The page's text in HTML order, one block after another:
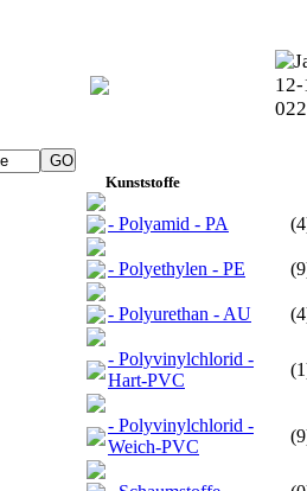
Kunststoffe
- Polyamid - PA
- Polyethylen - PE
- Polyurethan - AU
- Polyvinylchlorid -
Hart-PVC
- Polyvinylchlorid -
Weich-PVC